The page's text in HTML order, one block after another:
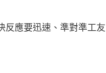
反應要迅速、準對準工友